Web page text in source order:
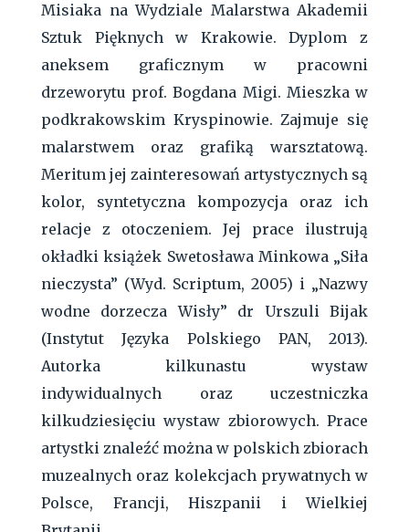
Misiaka na Wydziale Malarstwa Akademii
Sztuk Pięknych w Krakowie. Dyplom z
aneksem graficznym w pracowni
drzeworytu prof. Bogdana Migi. Mieszka w
podkrakowskim Kryspinowie. Zajmuje się
malarstwem oraz grafiką warsztatową.
Meritum jej zainteresowań artystycznych są
kolor, syntetyczna kompozycja oraz ich
relacje z otoczeniem. Jej prace ilustrują
okładki książek Swetosława Minkowa „Siła
nieczysta” (Wyd. Scriptum, 2005) i „Nazwy
wodne dorzecza Wisły” dr Urszuli Bijak
(Instytut Języka Polskiego PAN, 2013).
Autorka kilkunastu wystaw
indywidualnych oraz uczestniczka
kilkudziesięciu wystaw zbiorowych. Prace
artystki znaleźć można w polskich zbiorach
muzealnych oraz kolekcjach prywatnych w
Polsce, Francji, Hiszpanii i Wielkiej